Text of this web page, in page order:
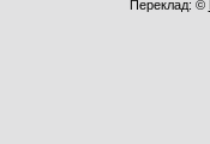
Переклад: ©